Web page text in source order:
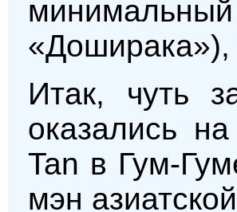
минимальный
«Доширака»),
Итак, чуть
оказались
Tan в Гум-
мэн